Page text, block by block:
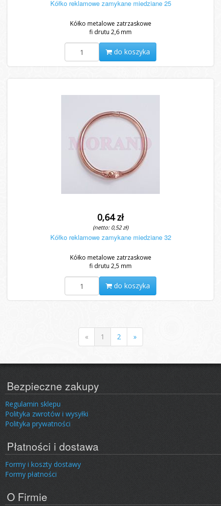
Kółko reklamowe zamykane miedziane 25
Kółko metalowe zatrzaskowe
fi drutu 2,6 mm
do koszyka
0,64 zł
(netto: 0,52 zł)
Kółko reklamowe zamykane miedziane 32
Kółko metalowe zatrzaskowe
fi drutu 2,5 mm
do koszyka
« 1 2 »
Bezpieczne zakupy
Regulamin sklepu
Polityka zwrotów i wysyłki
Polityka prywatności
Płatności i dostawa
Formy i koszty dostawy
Formy płatności
O Firmie